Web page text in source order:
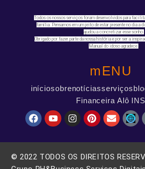
Todos os nossos serviços foram desenvolvidos para
família. Pensamos em um jeito de estar presente no dia a
ajudou a concretizar esse sonho.
Obrigado por fazer parte da nossa história e por ser a
Manual do idoso agradece.
mENU
iníciosobrenotíciasserviços
Financeira Alô
© 2022 TODOS OS DIREITOS